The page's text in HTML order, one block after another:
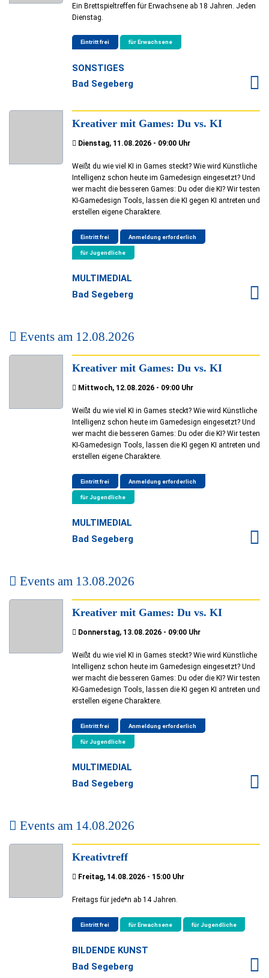
Ein Brettspieltreffen für Erwachsene ab 18 Jahren. Jeden
Dienstag.
Eintritt frei für Erwachsene
SONSTIGES
Bad Segeberg
Kreativer mit Games: Du vs. KI
Dienstag, 11.08.2026 - 09:00 Uhr
Weißt du wie viel KI in Games steckt? Wie wird Künstliche
Intelligenz schon heute im Gamedesign eingesetzt? Und
wer macht die besseren Games: Du oder die KI? Wir testen
KI-Gamedesign Tools, lassen die KI gegen KI antreten und
erstellen eigene Charaktere.
Eintritt frei Anmeldung erforderlich
für Jugendliche
MULTIMEDIAL
Bad Segeberg
Events am 12.08.2026
Kreativer mit Games: Du vs. KI
Mittwoch, 12.08.2026 - 09:00 Uhr
Weißt du wie viel KI in Games steckt? Wie wird Künstliche
Intelligenz schon heute im Gamedesign eingesetzt? Und
wer macht die besseren Games: Du oder die KI? Wir testen
KI-Gamedesign Tools, lassen die KI gegen KI antreten und
erstellen eigene Charaktere.
Eintritt frei Anmeldung erforderlich
für Jugendliche
MULTIMEDIAL
Bad Segeberg
Events am 13.08.2026
Kreativer mit Games: Du vs. KI
Donnerstag, 13.08.2026 - 09:00 Uhr
Weißt du wie viel KI in Games steckt? Wie wird Künstliche
Intelligenz schon heute im Gamedesign eingesetzt? Und
wer macht die besseren Games: Du oder die KI? Wir testen
KI-Gamedesign Tools, lassen die KI gegen KI antreten und
erstellen eigene Charaktere.
Eintritt frei Anmeldung erforderlich
für Jugendliche
MULTIMEDIAL
Bad Segeberg
Events am 14.08.2026
Kreativtreff
Freitag, 14.08.2026 - 15:00 Uhr
Freitags für jede*n ab 14 Jahren.
Eintritt frei für Erwachsene für Jugendliche
BILDENDE KUNST
Bad Segeberg